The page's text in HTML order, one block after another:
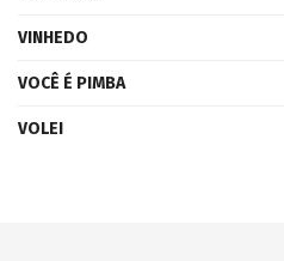
VINHEDO
VOCÊ É PIMBA
VOLEI